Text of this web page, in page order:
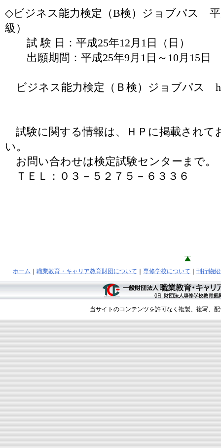
◇ビジネス能力検定（B検）ジョブパス 平
級）
試 験 日：平成25年12月1日（日）
出願期間：平成25年9月1日～10月15日
ビジネス能力検定（Ｂ検）ジョブパス
試験に関する情報は、ＨＰに掲載されて
い。
お問い合わせは検定試験センターまで。
ＴＥＬ：０３－５２７５－６３３６
ホーム 職業教育・キャリア教育財団について 専修学校について 刊行物
当サイトのコンテンツを許可なく複製、複写、